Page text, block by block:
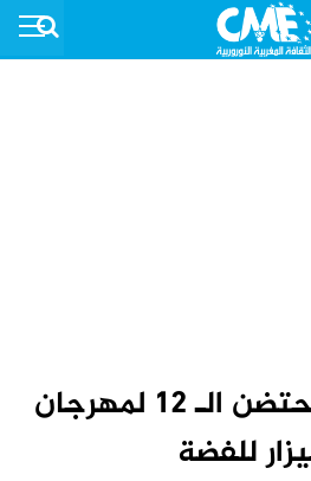
مدينة تزنيت تحتضن الـ 12 لمهرجان
للفضة